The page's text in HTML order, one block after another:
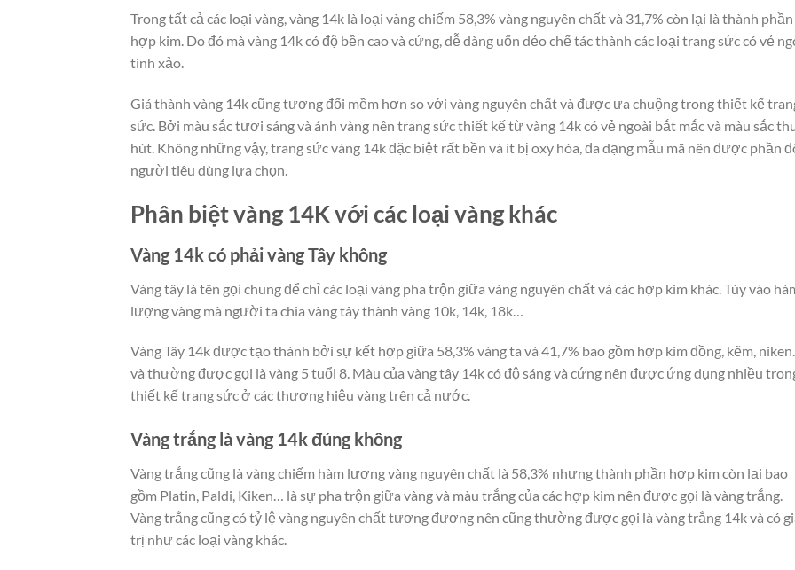
Trong tất cả các loại vàng, vàng 14k là loại vàng chiếm 58,3% vàng nguyên chất và 31,7% còn lại là thành phần
hợp kim. Do đó mà vàng 14k có độ bền cao và cứng, dễ dàng uốn dẻo chế tác thành các loại trang sức có vẻ
tinh xảo.
Giá thành vàng 14k cũng tương đối mềm hơn so với vàng nguyên chất và được ưa chuộng trong thiết kế
sức. Bởi màu sắc tươi sáng và ánh vàng nên trang sức thiết kế từ vàng 14k có vẻ ngoài bắt mắc và màu sắc
hút. Không những vậy, trang sức vàng 14k đặc biệt rất bền và ít bị oxy hóa, đa dạng mẫu mã nên được phần
người tiêu dùng lựa chọn.
Phân biệt vàng 14K với các loại vàng khác
Vàng 14k có phải vàng Tây không
Vàng tây là tên gọi chung để chỉ các loại vàng pha trộn giữa vàng nguyên chất và các hợp kim khác. Tùy vào
lượng vàng mà người ta chia vàng tây thành vàng 10k, 14k, 18k…
Vàng Tây 14k được tạo thành bởi sự kết hợp giữa 58,3% vàng ta và 41,7% bao gồm hợp kim đồng, kẽm,
và thường được gọi là vàng 5 tuổi 8. Màu của vàng tây 14k có độ sáng và cứng nên được ứng dụng nhiều
thiết kế trang sức ở các thương hiệu vàng trên cả nước.
Vàng trắng là vàng 14k đúng không
Vàng trắng cũng là vàng chiếm hàm lượng vàng nguyên chất là 58,3% nhưng thành phần hợp kim còn lại bao
gồm Platin, Paldi, Kiken… là sự pha trộn giữa vàng và màu trắng của các hợp kim nên được gọi là vàng trắng.
Vàng trắng cũng có tỷ lệ vàng nguyên chất tương đương nên cũng thường được gọi là vàng trắng 14k và có
trị như các loại vàng khác.